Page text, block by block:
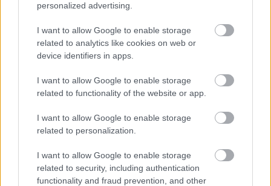
personalized advertising.
I want to allow Google to enable storage
related to analytics like cookies on web or
device identifiers in apps.
I want to allow Google to enable storage
related to functionality of the website or app.
I want to allow Google to enable storage
related to personalization.
I want to allow Google to enable storage
related to security, including authentication
functionality and fraud prevention, and other
"Született: Wágner Emese" –
2023.10.17.
• 2023. október 23.
Amikor egy ilyen előadást látok, akkor örülök a
legjobban, hogy tíz éve belekezdtem a blogírásba -
így sokkal könnyebb feldolgozni Szalontay Tünde új
bemutatóját, amely 2023. májusában készült el, és
ez a keddi még csak a harmadik előadása volt.
Megtekintése előtt érdemes elolvasni a színlap…